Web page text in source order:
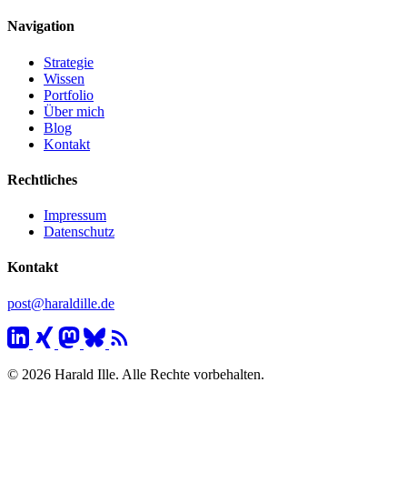
Navigation
Strategie
Wissen
Portfolio
Über mich
Blog
Kontakt
Rechtliches
Impressum
Datenschutz
Kontakt
post@haraldille.de
© 2026 Harald Ille. Alle Rechte vorbehalten.